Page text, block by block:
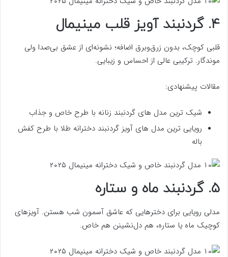
۴. گردنبند آویز قلب مینیمال
قلبی کوچک، بدون زرق‌وبرق اضافه؛ نشونه‌ای از عشق بی‌صدا ولی
موندگار. ترکیبی عالی از احساس و زیبایی.
مقالات پیشنهادی:
شیک ترین مدل های گردنبند زنانه با طرح خاص و جذاب
رویایی ترین مدل های آویز گردنبند دخترانه طلا با طرح کفش
باله
۵. گردنبند ماه و ستاره
مدلی رویایی برای دخترهایی که عاشق آسمون شب هستن. آویزهای
کوچیک ماه یا ستاره، هم دل‌نشینن هم خاص.